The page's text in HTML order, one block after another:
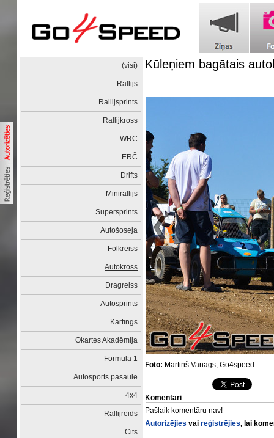
(visi)
Rallijs
Rallijsprints
Rallijkross
WRC
ERČ
Drifts
Minirallijs
Supersprints
Autošoseja
Folkreiss
Autokross
Dragreiss
Autosprints
Kartings
Okartes Akadēmija
Formula 1
Autosports pasaulē
4x4
Rallijreids
Cits
Kūleņiem bagātais
Foto: Mārtiņš Vanags, Go4speed
Komentāri
Pašlaik komentāru nav!
Autorizējies vaireģistrējies, lai